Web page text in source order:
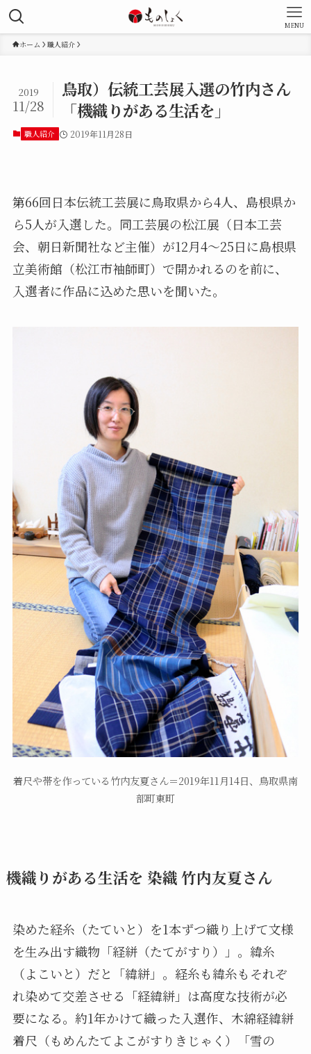
MENU
ホーム 職人紹介
鳥取）伝統工芸展入選の竹内さん
「機織りがある生活を」
2019
11/28
職人紹介 2019年11月28日
第66回日本伝統工芸展に鳥取県から4人、島根県か
ら5人が入選した。同工芸展の松江展（日本工芸
会、朝日新聞社など主催）が12月4～25日に島根県
立美術館（松江市袖師町）で開かれるのを前に、
入選者に作品に込めた思いを聞いた。
着尺や帯を作っている竹内友夏さん＝2019年11月14日、鳥取県南
部町東町
機織りがある生活を 染織 竹内友夏さん
染めた経糸（たていと）を1本ずつ織り上げて文様
を生み出す織物「経絣（たてがすり）」。緯糸
（よこいと）だと「緯絣」。経糸も緯糸もそれぞ
れ染めて交差させる「経緯絣」は高度な技術が必
要になる。約1年かけて織った入選作、木綿経緯絣
着尺（もめんたてよこがすりきじゃく）「雪の